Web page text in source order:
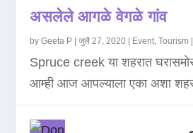
असलेले आगळे वेगळे गांव
byGeeta P |जुलै 27, 2020 Event,Tourism
Spruce creek या शहरात घरासमोर
आम्ही आज आपल्याला एका अशा